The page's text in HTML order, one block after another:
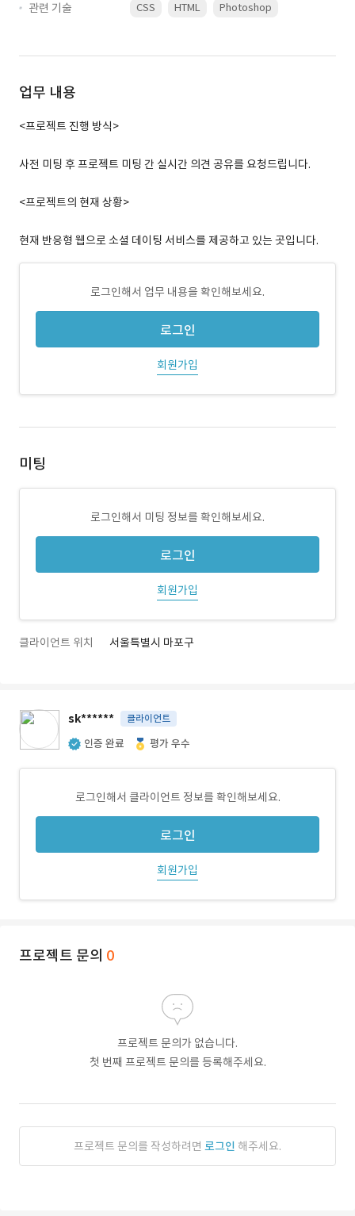
관련 기술
CSS HTML Photoshop
업무 내용
<프로젝트 진행 방식>
사전 미팅 후 프로젝트 미팅 간 실시간 의견 공유를 요청드립니다.
<프로젝트의 현재 상황>
현재 반응형 웹으로 소셜 데이팅 서비스를 제공하고 있는 곳입니다.
로그인해서 업무 내용을 확인해보세요.
로그인
회원가입
미팅
로그인해서 미팅 정보를 확인해보세요.
로그인
회원가입
클라이언트 위치 서울특별시 마포구
sk****** 클라이언트
인증 완료 평가 우수
로그인해서 클라이언트 정보를 확인해보세요.
로그인
회원가입
프로젝트 문의 0
프로젝트 문의가 없습니다.
첫 번째 프로젝트 문의를 등록해주세요.
프로젝트 문의를 작성하려면 로그인 해주세요.